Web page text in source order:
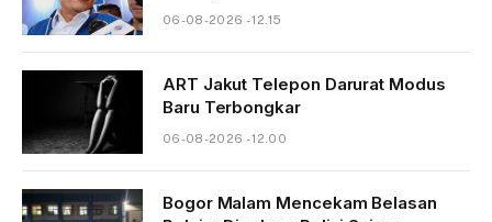
06-08-2026 - 12.15
ART Jakut Telepon Darurat Modus
Baru Terbongkar
06-08-2026 - 12.00
Bogor Malam Mencekam Belasan